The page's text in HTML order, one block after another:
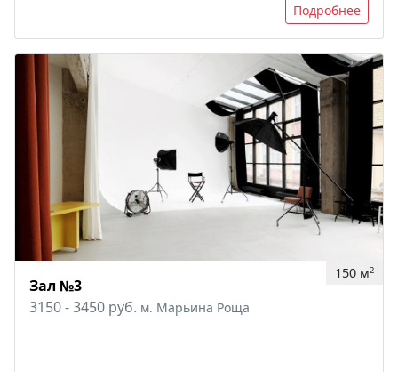
Подробнее
150 м2
Зал №3
3150 - 3450 руб. м. Марьина Роща